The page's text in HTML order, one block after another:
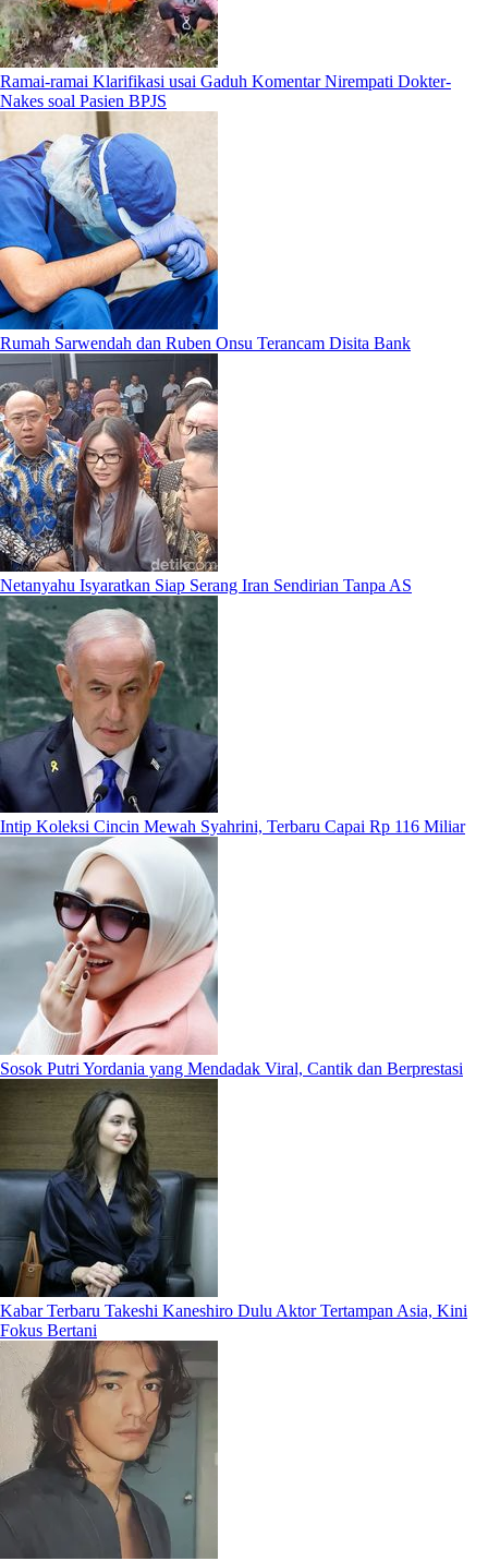
Ramai-ramai Klarifikasi usai Gaduh Komentar Nirempati Dokter-
Nakes soal Pasien BPJS
Rumah Sarwendah dan Ruben Onsu Terancam Disita Bank
Netanyahu Isyaratkan Siap Serang Iran Sendirian Tanpa AS
Intip Koleksi Cincin Mewah Syahrini, Terbaru Capai Rp 116 Miliar
Sosok Putri Yordania yang Mendadak Viral, Cantik dan Berprestasi
Kabar Terbaru Takeshi Kaneshiro Dulu Aktor Tertampan Asia, Kini
Fokus Bertani